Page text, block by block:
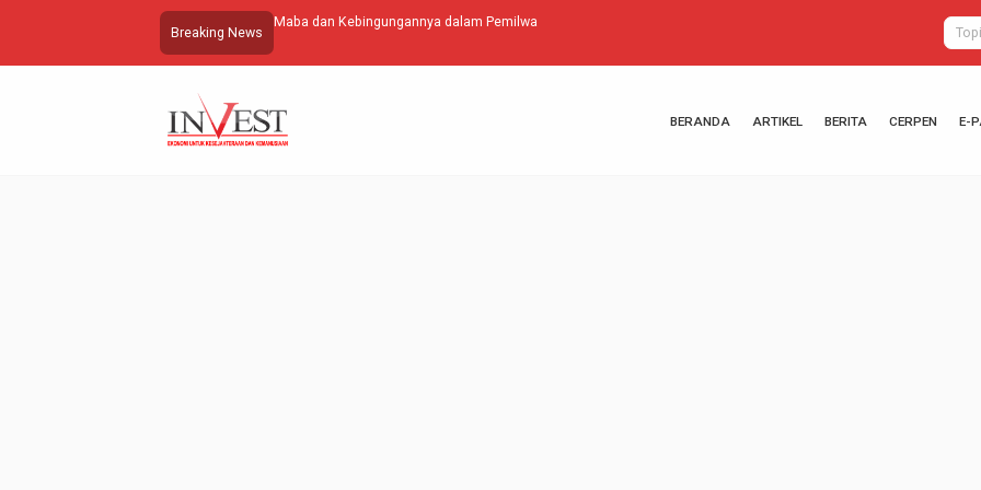
Breaking News
Maba dan Kebingungannya dalam Pemilwa
BERANDA ARTIKEL BERITA CERPEN E-